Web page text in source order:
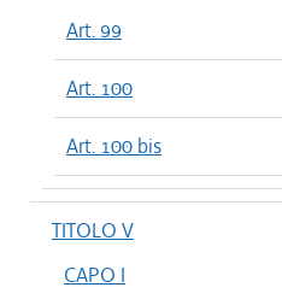
Art. 99
Art. 100
Art. 100 bis
TITOLO V
CAPO I